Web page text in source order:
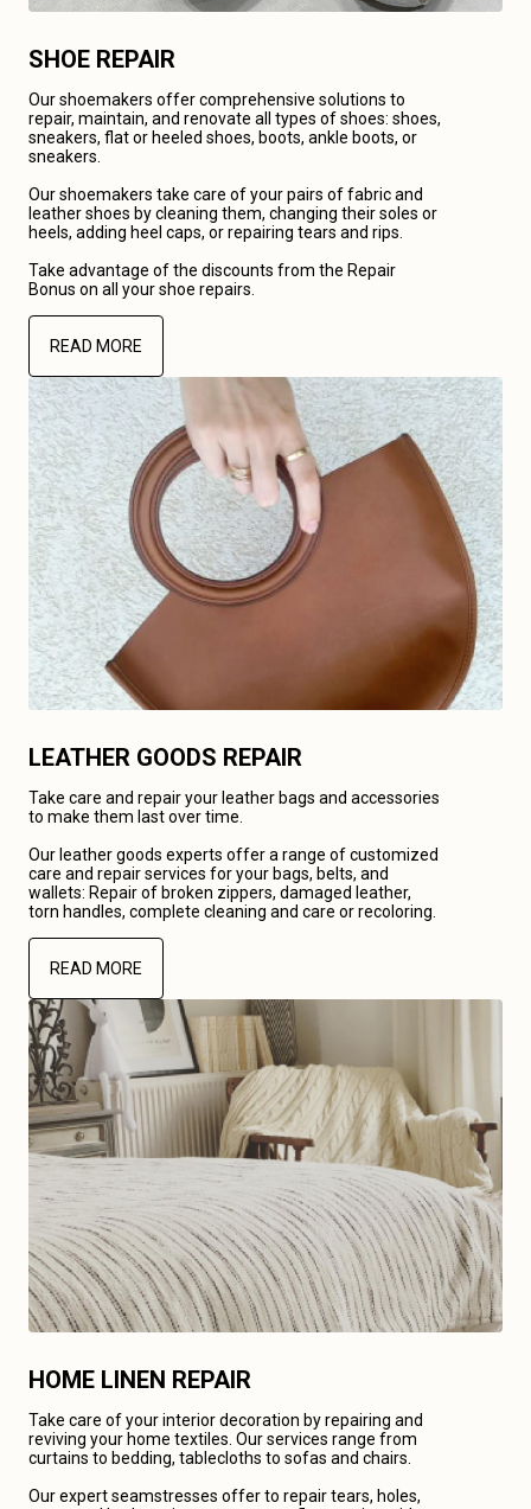
SHOE REPAIR
Our shoemakers offer comprehensive solutions to
repair, maintain, and renovate all types of shoes: shoes,
sneakers, flat or heeled shoes, boots, ankle boots, or
sneakers.
Our shoemakers take care of your pairs of fabric and
leather shoes by cleaning them, changing their soles or
heels, adding heel caps, or repairing tears and rips.
Take advantage of the discounts from the Repair
Bonus on all your shoe repairs.
READ MORE
LEATHER GOODS REPAIR
Take care and repair your leather bags and accessories
to make them last over time.
Our leather goods experts offer a range of customized
care and repair services for your bags, belts, and
wallets: Repair of broken zippers, damaged leather,
torn handles, complete cleaning and care or recoloring.
READ MORE
HOME LINEN REPAIR
Take care of your interior decoration by repairing and
reviving your home textiles. Our services range from
curtains to bedding, tablecloths to sofas and chairs.
Our expert seamstresses offer to repair tears, holes,